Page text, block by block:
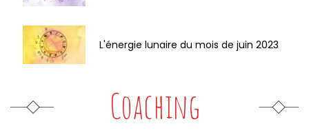
L'énergie lunaire du mois de juin 2023
Coaching